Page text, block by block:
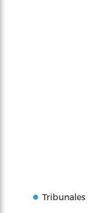
Tribunales